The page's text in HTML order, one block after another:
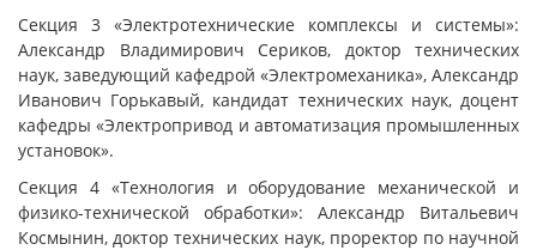
Секция 3 «Электротехнические комплексы и системы»:
Александр Владимирович Сериков, доктор технических
наук, заведующий кафедрой «Электромеханика», Александр
Иванович Горькавый, кандидат технических наук, доцент
кафедры «Электропривод и автоматизация промышленных
установок».
Секция 4 «Технология и оборудование механической и
физико-технической обработки»: Александр Витальевич
Космынин, доктор технических наук, проректор по научной